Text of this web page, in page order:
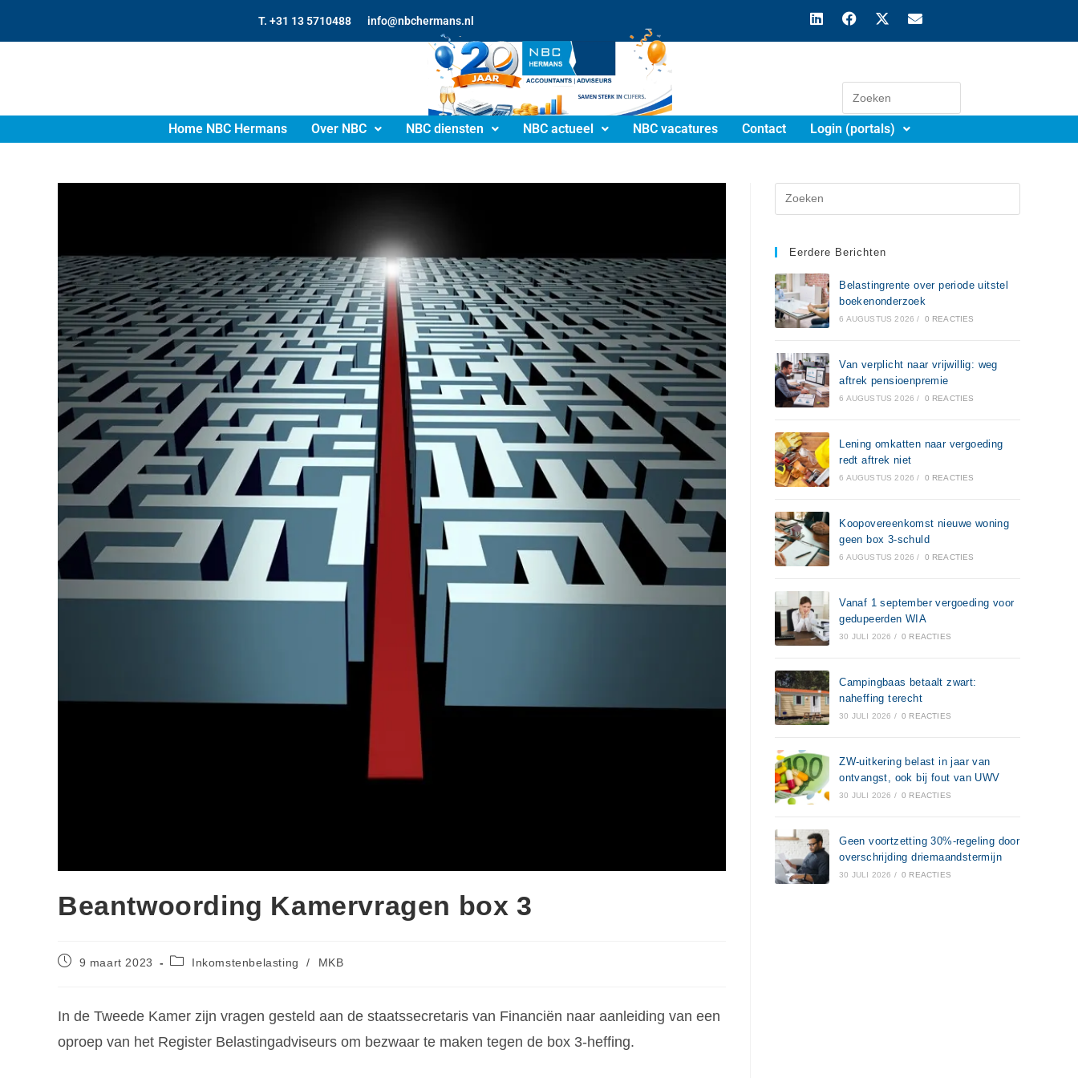
T. +31 13 5710488 info@nbchermans.nl
Home NBC Hermans Over NBC NBC diensten NBC actueel NBC vacatures Contact Login (portals)
Beantwoording Kamervragen box 3
9 maart 2023 Inkomstenbelasting / MKB
In de Tweede Kamer zijn vragen gesteld aan de staatssecretaris van Financiën naar aanleiding van een
oproep van het Register Belastingadviseurs om bezwaar te maken tegen de box 3-heffing.
Eerdere Berichten
Belastingrente over periode uitstel
boekenonderzoek
6 AUGUSTUS 2026 / 0 REACTIES
Van verplicht naar vrijwillig: weg
aftrek pensioenpremie
6 AUGUSTUS 2026 / 0 REACTIES
Lening omkatten naar vergoeding
redt aftrek niet
6 AUGUSTUS 2026 / 0 REACTIES
Koopovereenkomst nieuwe woning
geen box 3-schuld
6 AUGUSTUS 2026 / 0 REACTIES
Vanaf 1 september vergoeding voor
gedupeerden WIA
30 JULI 2026 / 0 REACTIES
Campingbaas betaalt zwart:
naheffing terecht
30 JULI 2026 / 0 REACTIES
ZW-uitkering belast in jaar van
ontvangst, ook bij fout van UWV
30 JULI 2026 / 0 REACTIES
Geen voortzetting 30%-regeling door
overschrijding driemaandstermijn
30 JULI 2026 / 0 REACTIES